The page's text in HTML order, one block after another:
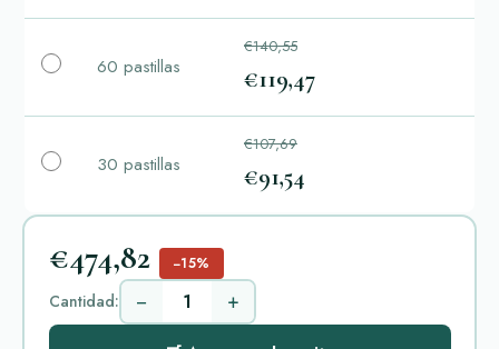
60 pastillas
€140,55
€119,47
30 pastillas
€107,69
€91,54
€474,82 −15%
Cantidad: − +